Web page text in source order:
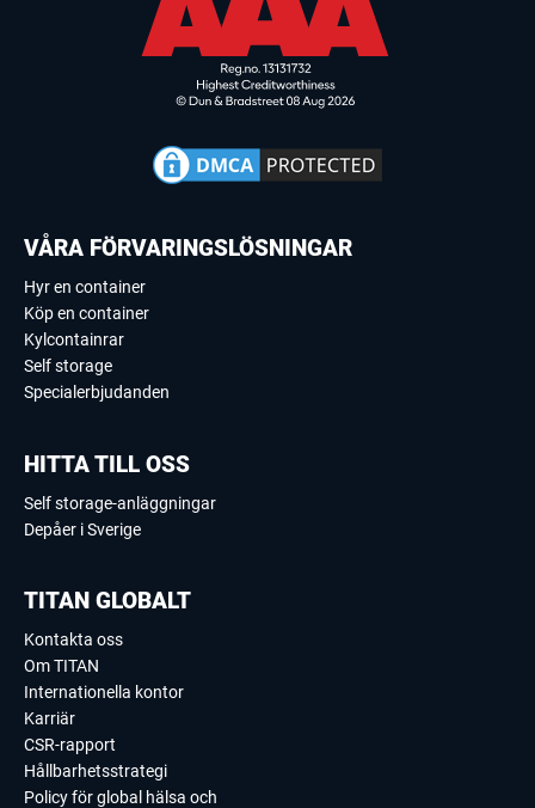
VÅRA FÖRVARINGSLÖSNINGAR
Hyr en container
Köp en container
Kylcontainrar
Self storage
Specialerbjudanden
HITTA TILL OSS
Self storage-anläggningar
Depåer i Sverige
TITAN GLOBALT
Kontakta oss
Om TITAN
Internationella kontor
Karriär
CSR-rapport
Hållbarhetsstrategi
Policy för global hälsa och